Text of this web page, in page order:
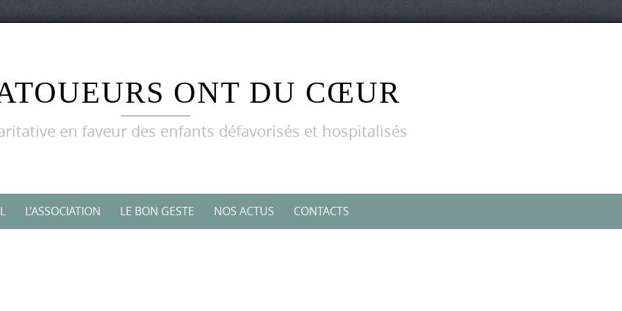
ONT DU CŒUR
en faveur des enfants défavorisés et hospitalisés
L’ASSOCIATION LE BON GESTE NOS ACTUS CONTACTS